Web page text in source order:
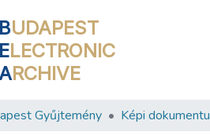
BUDAPEST
ELECTRONIC
ARCHIVE
Gyűjtemény Képi